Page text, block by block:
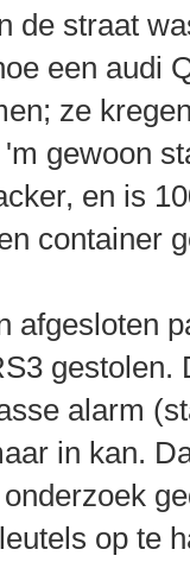
de straat
een audi
ze
gewoon
en is
container
afgesloten
gestolen.
alarm
in kan.
op te